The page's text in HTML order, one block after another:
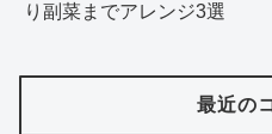
り副菜までアレンジ3選
最近の